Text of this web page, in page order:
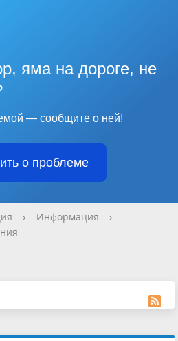
яма на дороге, не
— сообщите о ней!
о проблеме
› Информация
›